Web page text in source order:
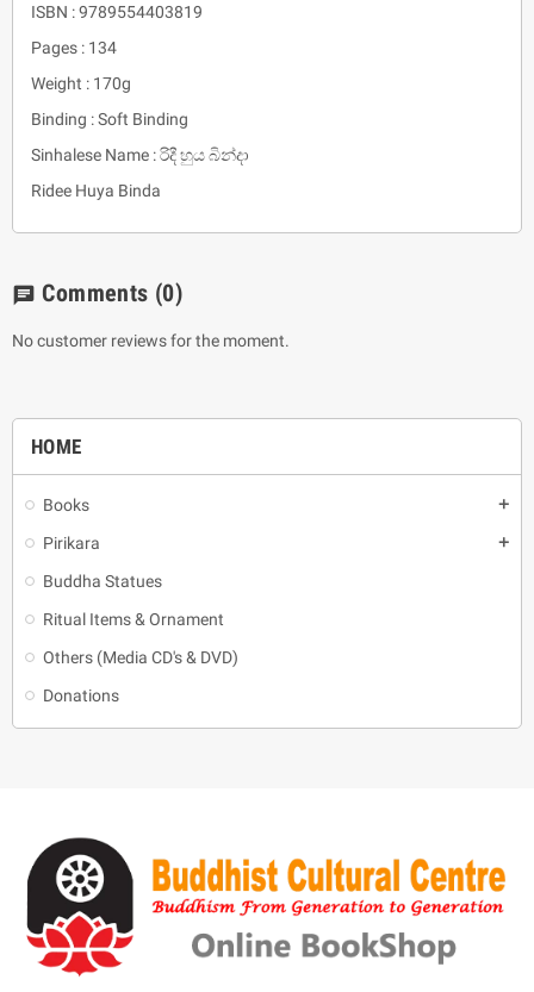
HOME
Books add
Pirikara add
Buddha Statues
Ritual Items & Ornament
Others (Media CD's & DVD)
Donations
ISBN : 9789554403819
Pages : 134
Weight : 170g
Binding : Soft Binding
Sinhalese Name : රිදී හුය බින්දා
Ridee Huya Binda
chat Comments (0)
No customer reviews for the moment.